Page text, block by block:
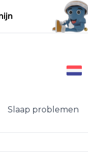
Slaap problemen